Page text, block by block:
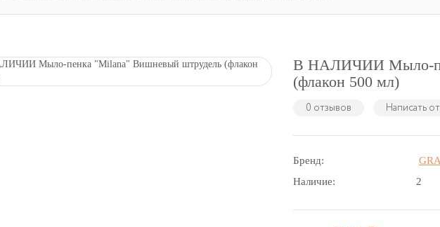
В НАЛИЧИИ Мыло-
(флакон 500 мл)
0 отзывов Написать
Бренд:
Наличие:
2